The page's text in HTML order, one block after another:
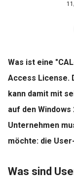
Was ist eine
Access License.
kann damit mit
auf den
Unternehmen
möchte: die
Was sind